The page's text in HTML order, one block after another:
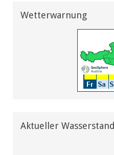
Wetterwarnung
Aktueller Wasserstand